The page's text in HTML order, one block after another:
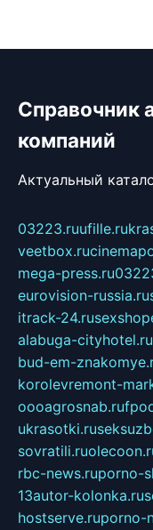
Справочник
компаний
Актуальный
03223.ruufille.ru
veetbox.ru
mega-press.ru
eurovision-russia.ru
itrack-24.ru
alabuga-cityhotel.ru
bud-em-
korolevremont-
oooagrosnab.ru
ukrasotki.ru
sovratili.ru
rbc-news.ruporno-
13autor-kolonka.ru
hostserve.ruporno-